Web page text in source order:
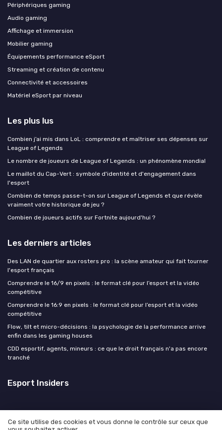
Périphériques gaming
Audio gaming
Affichage et immersion
Mobilier gaming
Équipements performance eSport
Streaming et création de contenu
Connectivité et accessoires
Matériel eSport par niveau
Les plus lus
Combien j’ai mis dans LoL : comprendre et maîtriser ses dépenses sur
League of Legends
Le nombre de joueurs de League of Legends : un phénomène mondial
Le maillot du Cap-Vert : symbole d'identité et d'engagement dans
l'esport
Combien de temps passe-t-on sur League of Legends et que révèle
vraiment votre historique de jeu ?
Combien de joueurs actifs sur Fortnite aujourd'hui ?
Les derniers articles
Des LAN de quartier aux rosters pro : la scène amateur qui fait tourner
l'esport français
Comprendre le 16/9 en pixels : le format clé pour l’esport et la vidéo
compétitive
Comprendre le 16:9 en pixels : le format clé pour l’esport et la vidéo
compétitive
Flow, tilt et micro-décisions : la psychologie de la performance arrive
enfin dans les gaming houses
CDD esportif, agents, mineurs : ce que le droit français n'a pas encore
tranché
Esport Insiders
Ce site utilise des cookies et vous donne le contrôle sur ceux que